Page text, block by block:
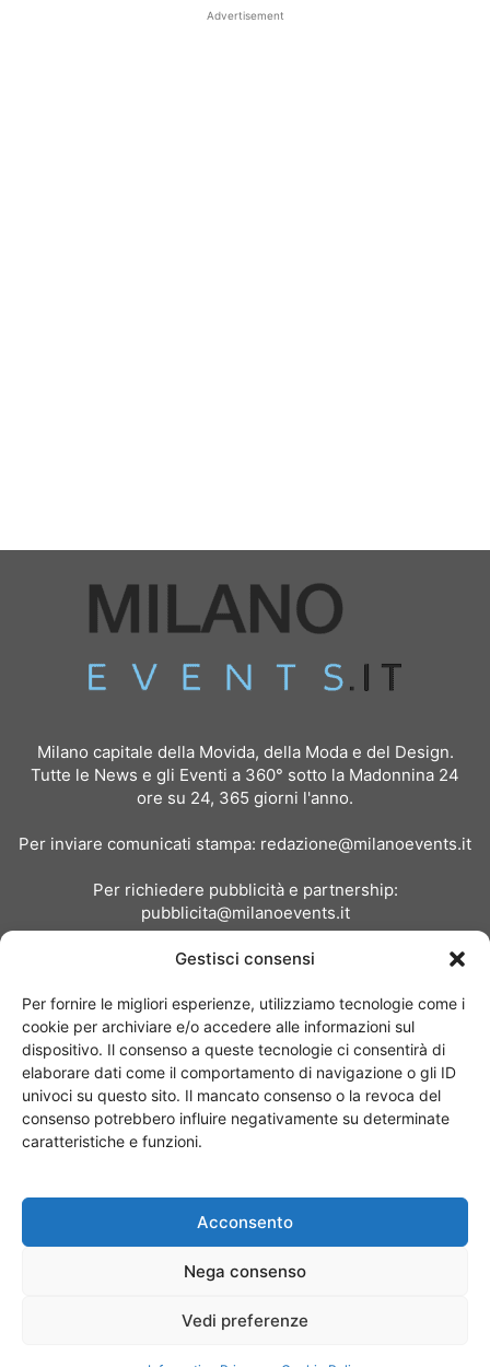
Gestisci consensi
Per fornire le migliori esperienze, utilizziamo tecnologie come i
cookie per archiviare e/o accedere alle informazioni sul
dispositivo. Il consenso a queste tecnologie ci consentirà di
elaborare dati come il comportamento di navigazione o gli ID
univoci su questo sito. Il mancato consenso o la revoca del
consenso potrebbero influire negativamente su determinate
caratteristiche e funzioni.
Acconsento
Nega consenso
Vedi preferenze
Advertisement
Milano capitale della Movida, della Moda e del Design.
Tutte le News e gli Eventi a 360° sotto la Madonnina 24
ore su 24, 365 giorni l'anno.
Per inviare comunicati stampa: redazione@milanoevents.it
Per richiedere pubblicità e partnership:
pubblicita@milanoevents.it
Chi siamo I Nostri Clienti
© Copyright 2017 - MilanoEvents.it© managed by